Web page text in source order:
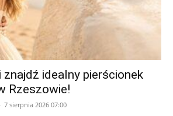
znajdź idealny pierścionek
Rzeszowie!
- 7 sierpnia 2026 07:00